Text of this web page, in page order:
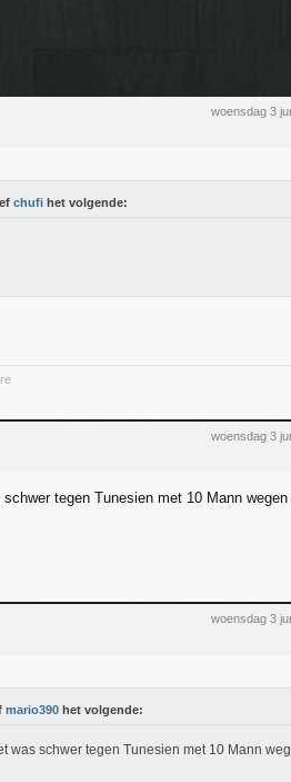
woensdag 3
chufi het volgende:
woensdag 3
tegen Tunesien met 10 Mann
woensdag 3
mario390 het volgende:
was schwer tegen Tunesien met 10 Mann